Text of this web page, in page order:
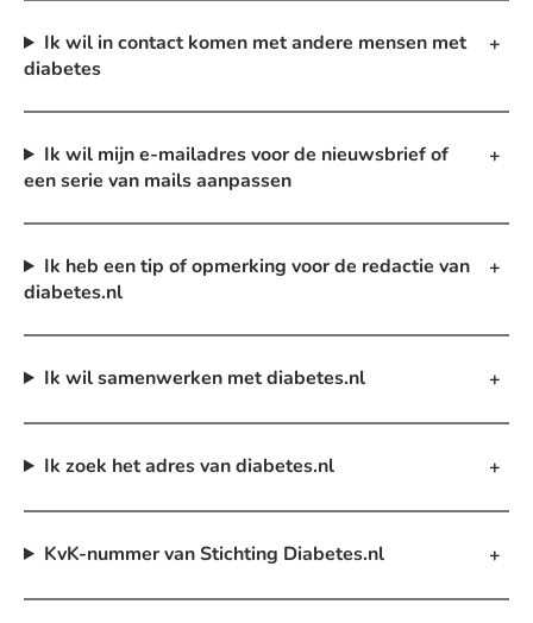
Ik wil in contact komen met andere mensen met
diabetes
Ik wil mijn e-mailadres voor de nieuwsbrief of
een serie van mails aanpassen
Ik heb een tip of opmerking voor de redactie van
diabetes.nl
Ik wil samenwerken met diabetes.nl
Ik zoek het adres van diabetes.nl
KvK-nummer van Stichting Diabetes.nl